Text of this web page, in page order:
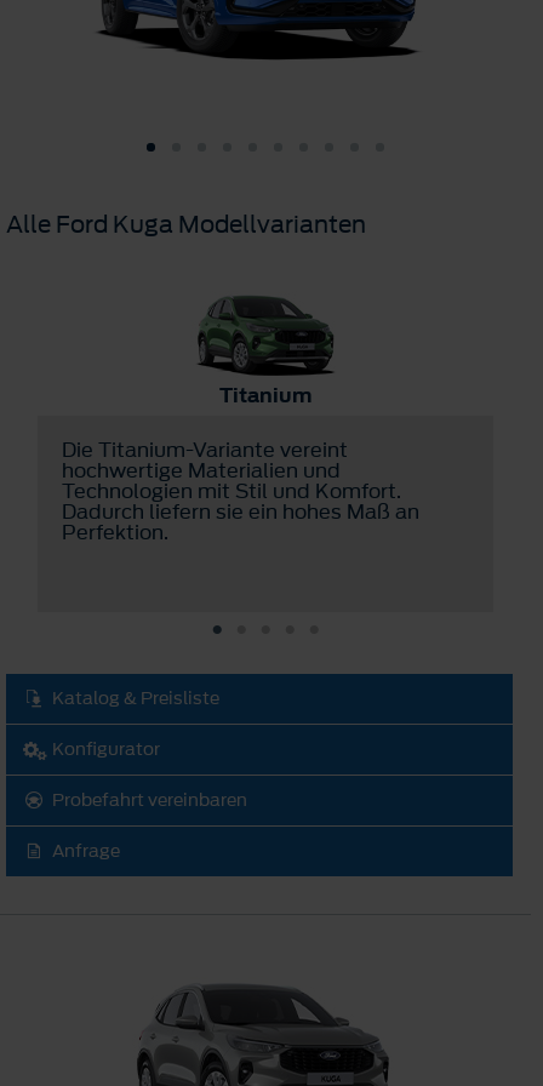
Alle Ford Kuga Modellvarianten
Titanium
Die Titanium-Variante vereint
hochwertige Materialien und
Technologien mit Stil und Komfort.
Dadurch liefern sie ein hohes Maß an
Perfektion.
Katalog & Preisliste
Konfigurator
Probefahrt vereinbaren
Anfrage